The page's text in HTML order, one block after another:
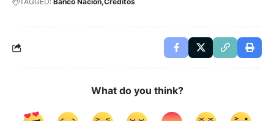
What do you think?